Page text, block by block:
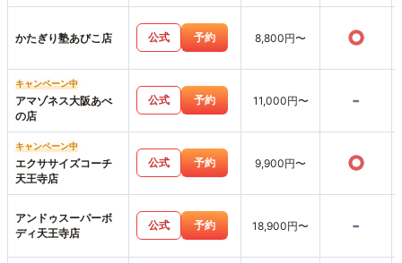
かたぎり塾あびこ店 公式 予約 8,800円〜 ○
キャンペーン中
アマゾネス大阪あべ
の店
公式 予約 11,000円〜 -
キャンペーン中
エクササイズコーチ
天王寺店
公式 予約 9,900円〜 ○
アンドゥスーパーボ
ディ天王寺店
公式 予約 18,900円〜 -